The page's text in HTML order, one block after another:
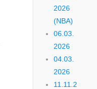
2026
(NBA)
06.03.
2026
04.03.
2026
11.11.2